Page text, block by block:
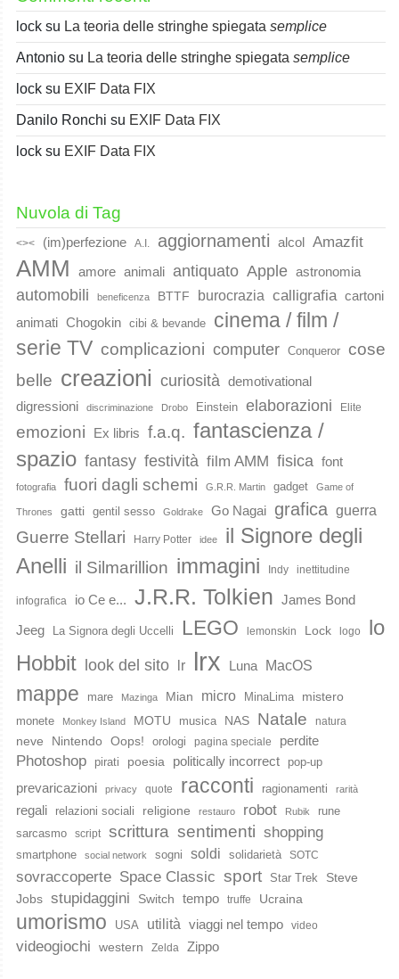
lock su La teoria delle stringhe spiegata semplice
Antonio su La teoria delle stringhe spiegata semplice
lock su EXIF Data FIX
Danilo Ronchi su EXIF Data FIX
lock su EXIF Data FIX
Nuvola di Tag
<>< (im)perfezione A.I. aggiornamenti alcol Amazfit
AMM amore animali antiquato Apple astronomia
automobili beneficenza BTTF burocrazia calligrafia cartoni
animati Chogokin cibi & bevande
cinema / film /
serie TV complicazioni computer Conqueror
cose
belle creazioni curiosità demotivational
digressioni
discriminazione Drobo Einstein elaborazioni Elite
emozioni Ex libris f.a.q. fantascienza /
spazio fantasy festività film AMM fisica font
fotografia fuori dagli schemi G.R.R. Martin gadget Game of
Thrones gatti gentil sesso Goldrake Go Nagai grafica guerra
Guerre Stellari Harry Potter idee
il Signore degli
Anelli il Silmarillion immagini Indy inettitudine
infografica io Ce e... J.R.R. Tolkien James Bond
Jeeg La Signora degli Uccelli LEGO lemonskin Lock logo
lo
Hobbit look del sito lr lrx Luna MacOS
mappe mare Mazinga Mian micro MinaLima mistero
monete Monkey Island MOTU musica NAS Natale natura
neve Nintendo Oops! orologi pagina speciale perdite
Photoshop pirati poesia politically incorrect pop-up
prevaricazioni privacy quote racconti ragionamenti rarità
regali relazioni sociali religione restauro robot Rubik
rune
sarcasmo
script scrittura sentimenti shopping
smartphone social network sogni soldi solidarietà SOTC
sovraccoperte Space Classic sport Star Trek
Steve
Jobs stupidaggini Switch tempo truffe Ucraina
umorismo USA utilità viaggi nel tempo video
videogiochi western Zelda Zippo